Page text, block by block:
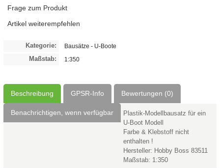
Frage zum Produkt
Artikel weiterempfehlen
Kategorie: Bausätze - U-Boote
Maßstab: 1:350
Beschreibung GPSR-Info Bewertungen (0)
Benachrichtigen, wenn verfügbar
Plastik-Modellbausatz für ein
U-Boot Modell
Farbe & Klebstoff nicht
enthalten !
Hersteller: Hobby Boss 83511
Maßstab: 1:350